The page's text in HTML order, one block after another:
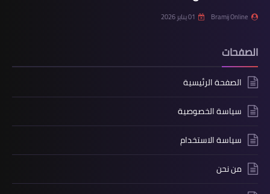
Bramij Online 01 يناير 2026
الصفحات
الصفحة الرئيسية
سياسة الخصوصية
سياسة الاستخدام
من نحن